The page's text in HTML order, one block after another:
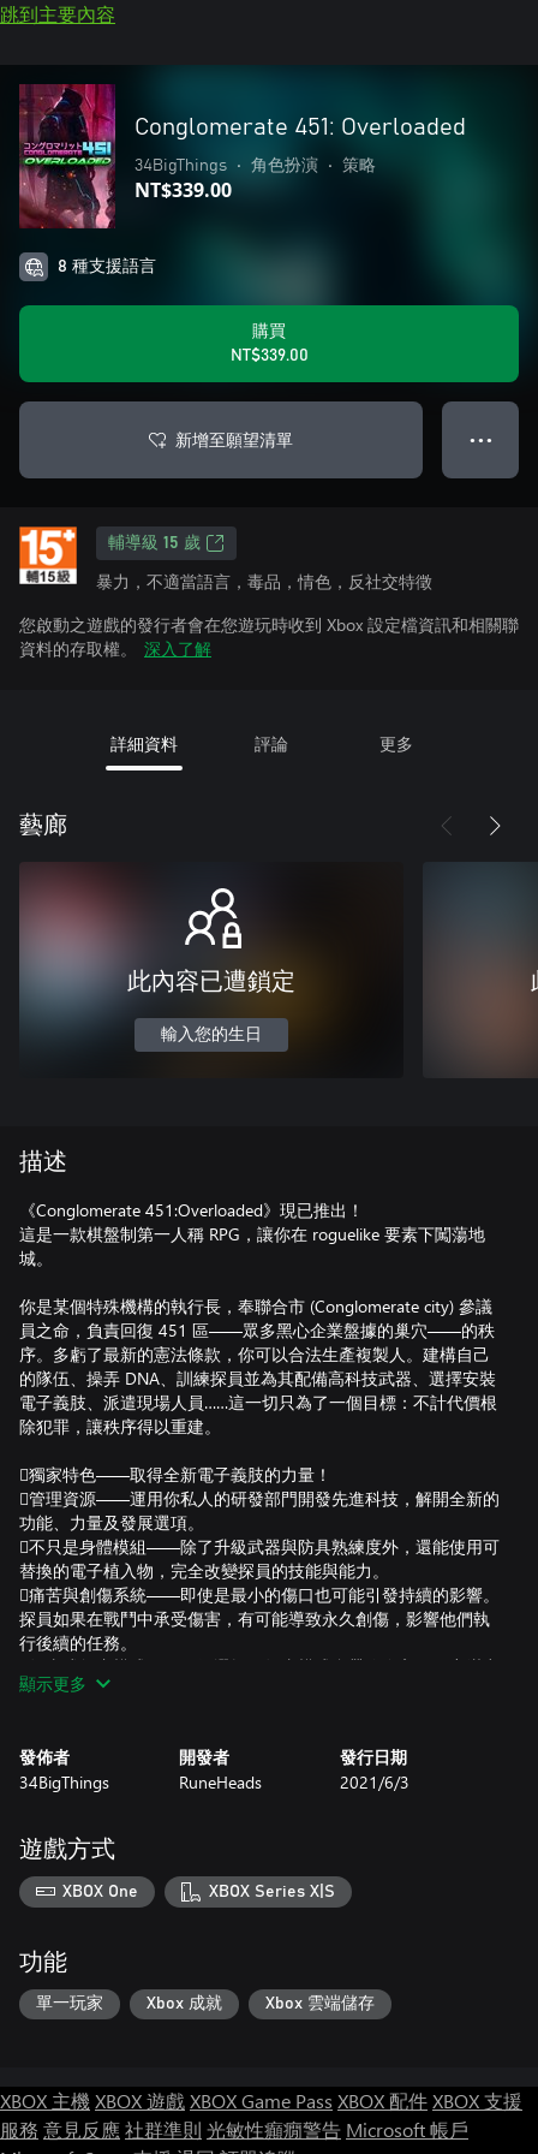
跳到主要內容
Conglomerate 451: Overloaded
34BigThings • 角色扮演 • 策略
NT$339.00
8 種支援語言
購買
NT$339.00
新增至願望清單 ● ● ●
輔導級 15 歲
暴力，不適當語言，毒品，情色，反社交特徵
您啟動之遊戲的發行者會在您遊玩時收到 Xbox 設定檔資訊和相關聯
資料的存取權。
深入了解
詳細資料 評論 更多
藝廊
此內容已遭鎖定
輸入您的生日
描述
《Conglomerate 451:Overloaded》現已推出！
這是一款棋盤制第一人稱 RPG，讓你在 roguelike 要素下闖蕩地
城。
你是某個特殊機構的執行長，奉聯合市 (Conglomerate city) 參議
員之命，負責回復 451 區——眾多黑心企業盤據的巢穴——的秩
序。多虧了最新的憲法條款，你可以合法生產複製人。建構自己
的隊伍、操弄 DNA、訓練探員並為其配備高科技武器、選擇安裝
電子義肢、派遣現場人員……這一切只為了一個目標：不計代價根
除犯罪，讓秩序得以重建。
獨家特色——取得全新電子義肢的力量！
管理資源——運用你私人的研發部門開發先進科技，解開全新的
功能、力量及發展選項。
不只是身體模組——除了升級武器與防具熟練度外，還能使用可
替換的電子植入物，完全改變探員的技能與能力。
痛苦與創傷系統——即使是最小的傷口也可能引發持續的影響。
探員如果在戰鬥中承受傷害，有可能導致永久創傷，影響他們執
行後續的任務。
故事或無盡模式——任君選擇。故事模式會帶你進入一個充滿突
發事件的世界，你在其中必須與惡質企業和他們的宣傳機構作
基因突變。
強化與失調——你可以為探員購買強化物，暫時提昇他們的力
程式生成的電子迷宮——在程式生成的未來科技風地城與任務之
內，體驗你最喜歡的地城冒險。
如果你在遊戲中死去……——探員會永久死亡，所以每個任務都
可能是
會永遠消失。
駭入全世界——進入電子空間串場任務，在侵駭競逐中勝出，便
可取得重要情報並藉此形成優勢。
收藏品與成就——在地城中尋找收藏品，並且把它們交給收藏
顯示更多
發佈者
34BigThings
開發者
RuneHeads
發行日期
2021/6/3
遊戲方式
XBOX One XBOX Series X|S
功能
單一玩家 Xbox 成就 Xbox 雲端儲存
XBOX 主機XBOX 遊戲XBOX Game Pass XBOX 配件XBOX 支援
服務 意見反應社群準則 光敏性癲癇警告 Microsoft 帳戶